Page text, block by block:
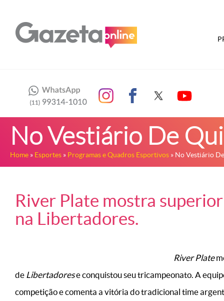
No Vestiário De
Home » Esportes » Programas e Quadros Esportivos » No Vestiário
River Plate mostra
na Libertadores.
River Plate
de Libertadorese conquistou seu tricampeonato. A
competição e comenta a vitória do tradicional time